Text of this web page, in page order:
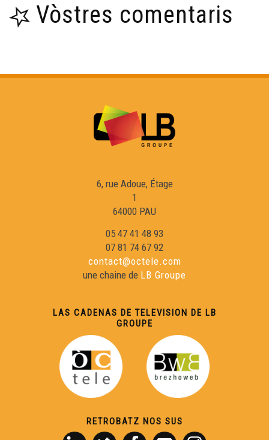
Trio ERMS, extrait de la creacion "Indians"
Yan Cozian : L'estaca
Sylvain Roux :
Eric Fraj : Marinièr
Lambrusquera : A la claror deu reve
Gargamas (1)
En Gaouach : La Mau Maridèia
Duo Peuch-Deltheil 01 : Valse à Marie
Vòstres comentaris
6, rue Adoue, Étage
1
64000 PAU
05 47 41 48 93
07 81 74 67 92
contact@octele.com
une chaine de LB Groupe
LAS CADENAS DE TELEVISION DE LB
GROUPE
RETROBATZ NOS SUS